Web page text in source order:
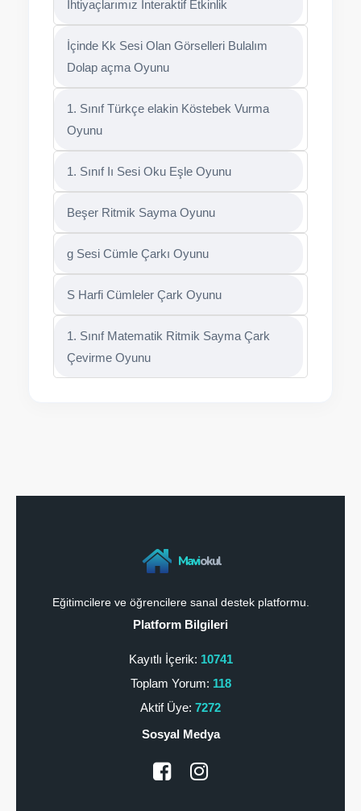
İhtiyaçlarımız İnteraktif Etkinlik
İçinde Kk Sesi Olan Görselleri Bulalım
Dolap açma Oyunu
1. Sınıf Türkçe elakin Köstebek Vurma
Oyunu
1. Sınıf Iı Sesi Oku Eşle Oyunu
Beşer Ritmik Sayma Oyunu
g Sesi Cümle Çarkı Oyunu
S Harfi Cümleler Çark Oyunu
1. Sınıf Matematik Ritmik Sayma Çark
Çevirme Oyunu
Maviokul
Eğitimcilere ve öğrencilere sanal destek platformu.
Platform Bilgileri
Kayıtlı İçerik: 10741
Toplam Yorum: 118
Aktif Üye: 7272
Sosyal Medya